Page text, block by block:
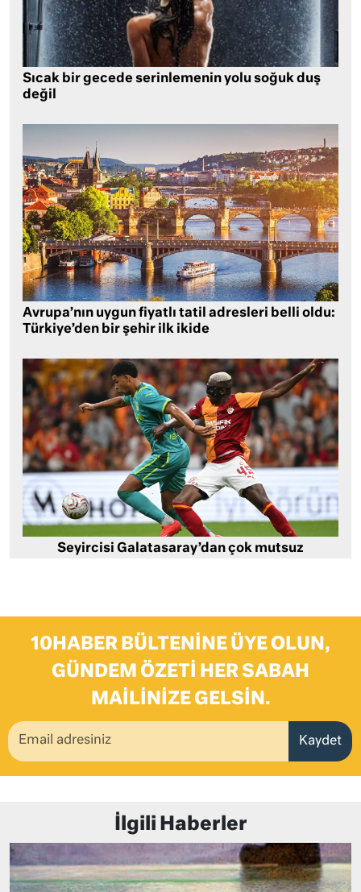
Sıcak bir gecede serinlemenin yolu soğuk duş
değil
Avrupa’nın uygun fiyatlı tatil adresleri belli oldu:
Türkiye’den bir şehir ilk ikide
Seyircisi Galatasaray’dan çok mutsuz
10HABER BÜLTENINE ÜYE OLUN,
GÜNDEM ÖZETI HER SABAH
MAILINIZE GELSIN.
Kaydet
İlgili Haberler